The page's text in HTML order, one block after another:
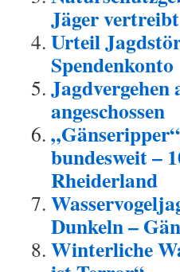
Jäger
Urteil
Spendenkonto
Jagdvergehen
angeschossen
bundesweit –
Rheiderland
Dunkeln –
Winterliche